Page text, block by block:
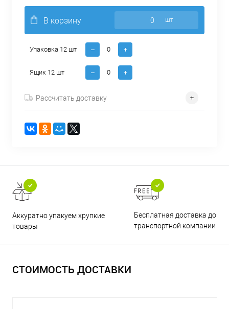
В корзину шт
Упаковка 12 шт
Ящик 12 шт
Рассчитать доставку
Аккуратно упакуем хрупкие
товары
Бесплатная доставка до
транспортной компании
СТОИМОСТЬ ДОСТАВКИ